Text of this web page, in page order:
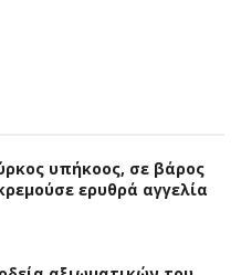
υπήκοος, σε βάρος
ερυθρά αγγελία